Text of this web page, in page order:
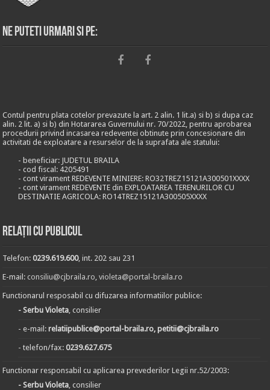
Ne puteti urmari si pe:
Contul pentru plata cotelor prevazute la art. 2 alin. 1 lit.a) si b) si dupa caz
alin. 2 lit. a) si b) din Hotararea Guvernului nr. 70/2022, pentru aprobarea
procedurii privind incasarea redeventei obtinute prin concesionare din
activitati de exploatare a resurselor de la suprafata ale statului:
- beneficiar: JUDETUL BRAILA
- cod fiscal: 4205491
- cont virament REDEVENTE MINIERE: RO32TREZ15121A300501XXXX
- cont virament REDEVENTE din EXPLOATAREA TERENURILOR CU
DESTINATIE AGRICOLA: RO14TREZ15121A300505XXXX
Relații cu publicul
Telefon:0239.619.600, int. 202 sau 231
E-mail:consiliu@cjbraila.ro,violeta@portal-braila.ro
Functionarul resposabil cu difuzarea informatiilor publice:
- Serbu Violeta, consilier
- e-mail:relatiipublice@portal-braila.ro, petitii@cjbraila.ro
- telefon/fax:0239.627.675
Functionar responsabil cu aplicarea prevederilor Legii nr.52/2003:
- Serbu Violeta, consilier